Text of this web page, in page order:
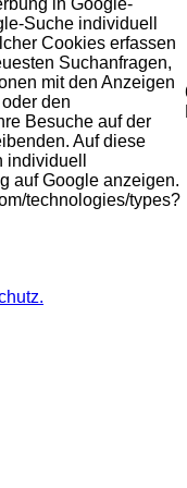
Suche individuell
Cookies erfassen
Suchanfragen,
mit den Anzeigen
den
Besuche auf der
Auf diese
auf Google anzeigen.
technologies/types?